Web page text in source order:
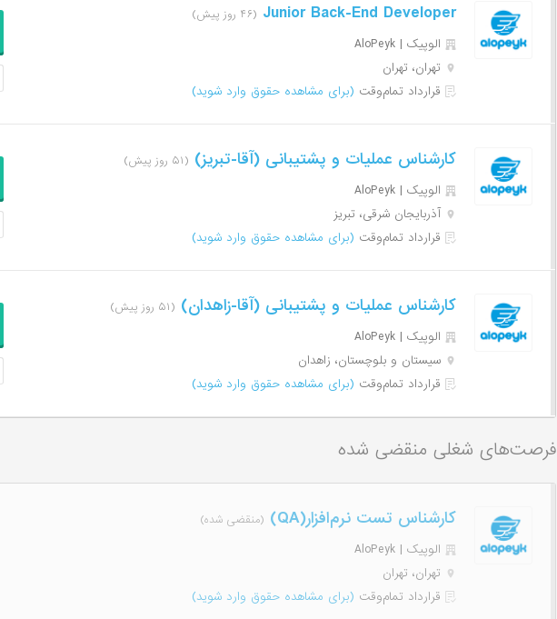
Junior Back-End Developer (۴۶ روز پیش)
الوپیک | AloPeyk
تهران، تهران
قرارداد تمام‌وقت (برای مشاهده حقوق وارد شوید)
کارشناس عملیات و پشتیبانی (آقا-تبریز) (۵۱ روز پیش)
الوپیک | AloPeyk
آذربایجان شرقی، تبریز
قرارداد تمام‌وقت (برای مشاهده حقوق وارد شوید)
کارشناس عملیات و پشتیبانی (آقا-زاهدان) (۵۱ روز پیش)
الوپیک | AloPeyk
سیستان و بلوچستان، زاهدان
قرارداد تمام‌وقت (برای مشاهده حقوق وارد شوید)
فرصت‌های شغلی منقضی شده
کارشناس تست نرم‌افزار(QA) (منقضی شده)
الوپیک | AloPeyk
تهران، تهران
قرارداد تمام‌وقت (برای مشاهده حقوق وارد شوید)